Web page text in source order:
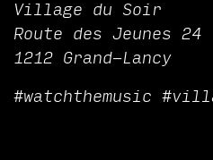
Village du Soir
Route des Jeunes 24
1212 Grand-Lancy
#watchthemusic